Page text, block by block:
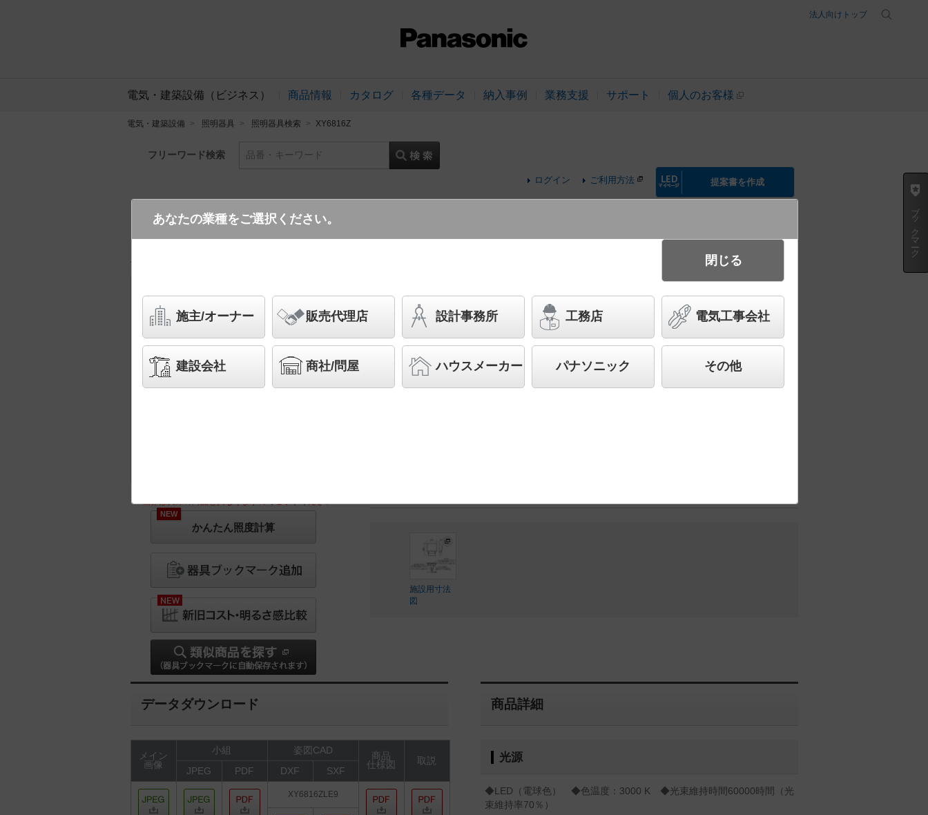
法人向けトップ
電気・建築設備（ビジネス） 商品情報 カタログ 各種データ 納入事例 業務支援 サポート 個人のお客様
電気・建築設備 照明器具 照明器具検索 XY6816Z
フリーワード検索 品番・キーワード
ログイン ご利用方法 提案書を作成
XY6816Z LE9
※画像は実際の商品と異なりますのでご了承ください
NEW
かんたん照度計算
天井直付型・壁直付型・据置取付型 LED（電球色） 小型投光器・スポットラ
イト 1/10ビーム角55度・中角タイプ配光 防雨型（結線ボックス）・防まつ型
（灯具本体部）・電源別置型 パネル付型 水銀灯100形1灯器具相当／CDM-
TD70形1灯器具相当 250形／350形
品群です。）※LEDを中心とする次世代半導体照明
施設用寸法
図
データダウンロード
メイン
画像
小組 姿図CAD
商品
仕様図
取説
JPEG
PDF DXF SXF
XY6816ZLE9
商品詳細
光源
◆LED（電球色） ◆色温度：3000 K ◆光束維持時間60000時間（光
束維持率70％）
ブックマーク
あなたの業種をご選択ください。
施主/オーナー 販売代理店 設計事務所 工務店 電気工事会社
建設会社 商社/問屋 ハウスメーカー パナソニック その他
閉じる